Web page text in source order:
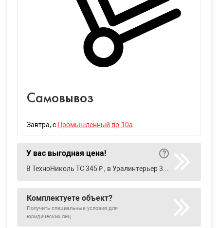
Самовывоз
Завтра, с Промышленный пр.10а
У вас выгодная цена!
Комплектуете объект?
Получить специальные условия для
юридических лиц